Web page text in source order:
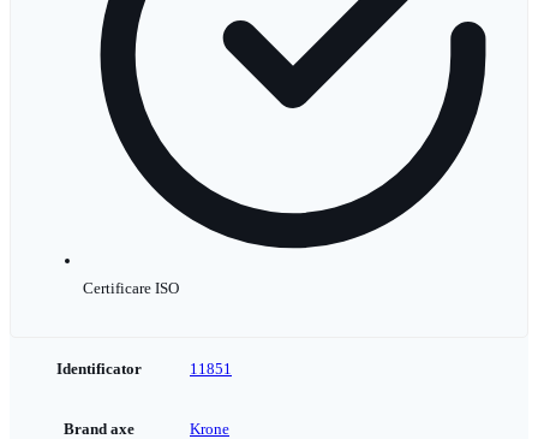
Certificare ISO
Identificator 11851
Brand axe Krone